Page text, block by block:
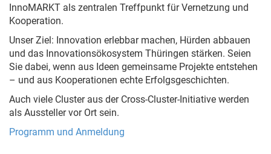
InnoMARKT als zentralen Treffpunkt für Vernetzung und
Kooperation.
Unser Ziel: Innovation erlebbar machen, Hürden abbauen
und das Innovationsökosystem Thüringen stärken. Seien
Sie dabei, wenn aus Ideen gemeinsame Projekte entstehen
– und aus Kooperationen echte Erfolgsgeschichten.
Auch viele Cluster aus der Cross-Cluster-Initiative werden
als Aussteller vor Ort sein.
Programm und Anmeldung